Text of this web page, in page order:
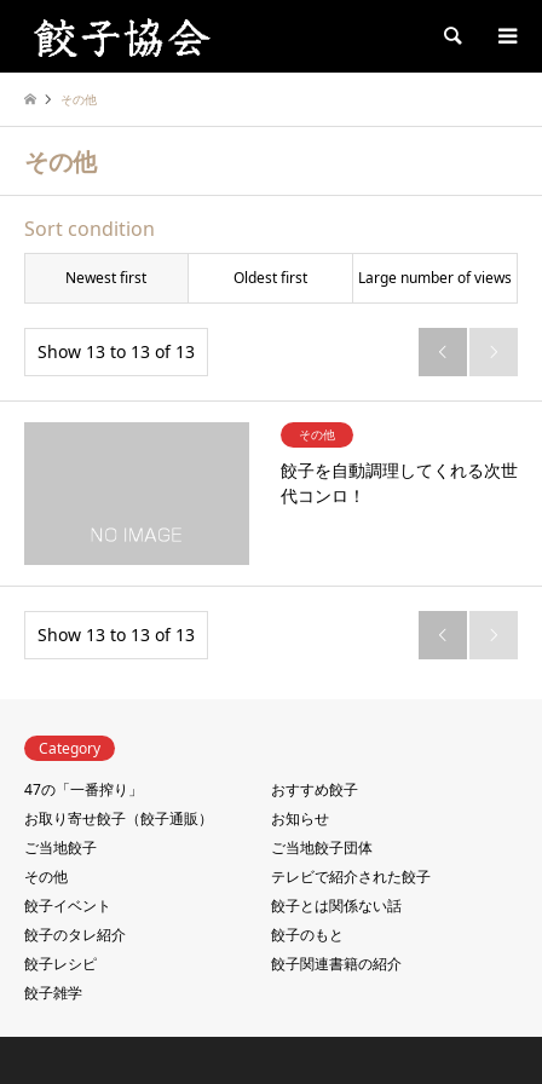
Search
その他
その他
Sort condition
Newest first Oldest first Large number of views
Show 13 to 13 of 13  
その他
餃子を自動調理してくれる次世
代コンロ！
Show 13 to 13 of 13  
Category
47の「一番搾り」
おすすめ餃子
お取り寄せ餃子（餃子通販）
お知らせ
ご当地餃子
ご当地餃子団体
その他
テレビで紹介された餃子
餃子イベント
餃子とは関係ない話
餃子のタレ紹介
餃子のもと
餃子レシピ
餃子関連書籍の紹介
餃子雑学